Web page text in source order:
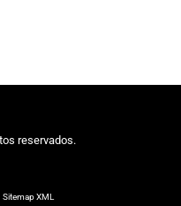
reservados.
Sitemap XML